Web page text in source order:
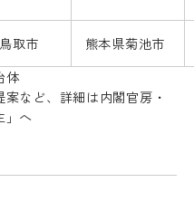
取市
熊本県菊池市
体
など、詳細は内閣官房・
」へ